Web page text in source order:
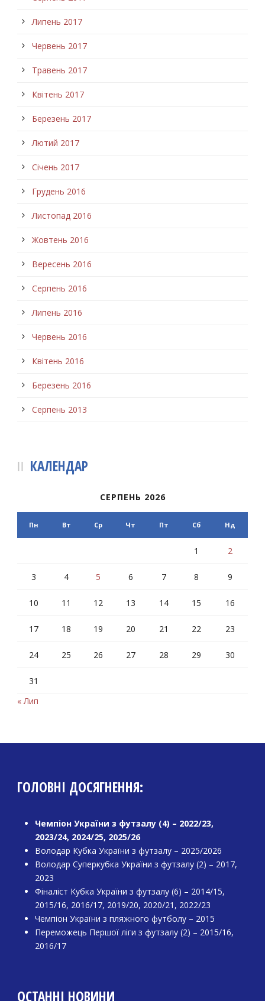
Липень 2017
Червень 2017
Травень 2017
Квітень 2017
Березень 2017
Лютий 2017
Січень 2017
Грудень 2016
Листопад 2016
Жовтень 2016
Вересень 2016
Серпень 2016
Липень 2016
Червень 2016
Квітень 2016
Березень 2016
Серпень 2013
КАЛЕНДАР
СЕРПЕНЬ 2026
Пн Вт Ср Чт Пт Сб Нд
1 2
3 4 5 6 7 8 9
10 11 12 13 14 15 16
17 18 19 20 21 22 23
24 25 26 27 28 29 30
31
« Лип
ГОЛОВНІ ДОСЯГНЕННЯ:
Чемпіон України з футзалу (4) – 2022/23,
2023/24, 2024/25, 2025/26
Володар Кубка України з футзалу – 2025/2026
Володар Суперкубка України з футзалу (2) – 2017,
2023
Фіналіст Кубка України з футзалу (6) – 2014/15,
2015/16, 2016/17, 2019/20, 2020/21, 2022/23
Чемпіон України з пляжного футболу – 2015
Переможець Першої ліги з футзалу (2) – 2015/16,
2016/17
ОСТАННІ НОВИНИ